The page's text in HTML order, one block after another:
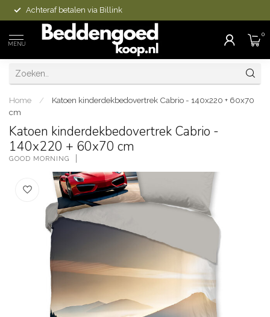
Achteraf betalen via Billink
MENU
0
Home /
Katoen kinderdekbedovertrek Cabrio - 140x220 + 60x70
cm
Katoen kinderdekbedovertrek Cabrio -
140x220 + 60x70 cm
GOOD MORNING